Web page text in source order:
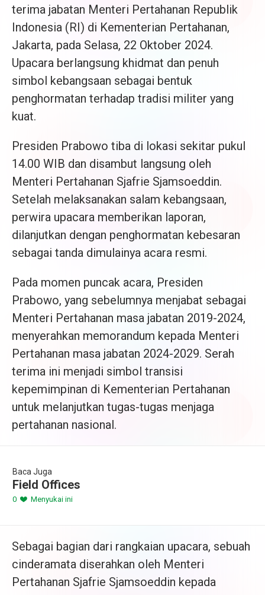
terima jabatan Menteri Pertahanan Republik
Indonesia (RI) di Kementerian Pertahanan,
Jakarta, pada Selasa, 22 Oktober 2024.
Upacara berlangsung khidmat dan penuh
simbol kebangsaan sebagai bentuk
penghormatan terhadap tradisi militer yang
kuat.
Presiden Prabowo tiba di lokasi sekitar pukul
14.00 WIB dan disambut langsung oleh
Menteri Pertahanan Sjafrie Sjamsoeddin.
Setelah melaksanakan salam kebangsaan,
perwira upacara memberikan laporan,
dilanjutkan dengan penghormatan kebesaran
sebagai tanda dimulainya acara resmi.
Pada momen puncak acara, Presiden
Prabowo, yang sebelumnya menjabat sebagai
Menteri Pertahanan masa jabatan 2019-2024,
menyerahkan memorandum kepada Menteri
Pertahanan masa jabatan 2024-2029. Serah
terima ini menjadi simbol transisi
kepemimpinan di Kementerian Pertahanan
untuk melanjutkan tugas-tugas menjaga
pertahanan nasional.
Baca Juga
Field Offices
0 Menyukai ini
Sebagai bagian dari rangkaian upacara, sebuah
cinderamata diserahkan oleh Menteri
Pertahanan Sjafrie Sjamsoeddin kepada